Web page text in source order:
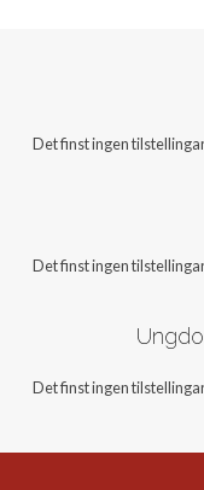
Det finst ingen
Det finst ingen
Det finst ingen